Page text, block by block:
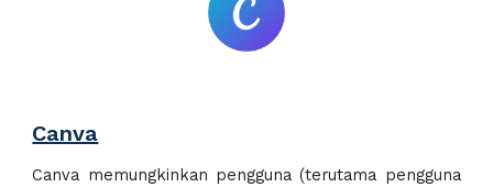
Canva
Canva memungkinkan pengguna (terutama pengguna